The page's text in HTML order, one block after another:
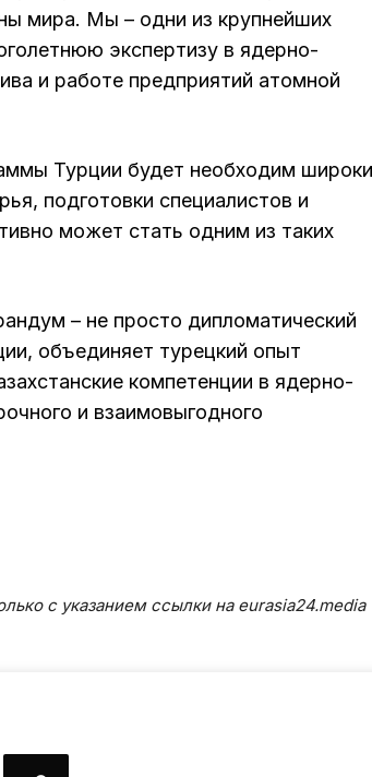
мира. Мы – одни из крупнейших
экспертизу в ядерно-
и работе предприятий атомной
Турции будет необходим
подготовки специалистов и
может стать одним из таких
– не просто дипломатический
объединяет турецкий опыт
компетенции в ядерно-
и взаимовыгодного
с указанием ссылки на eurasia24.media